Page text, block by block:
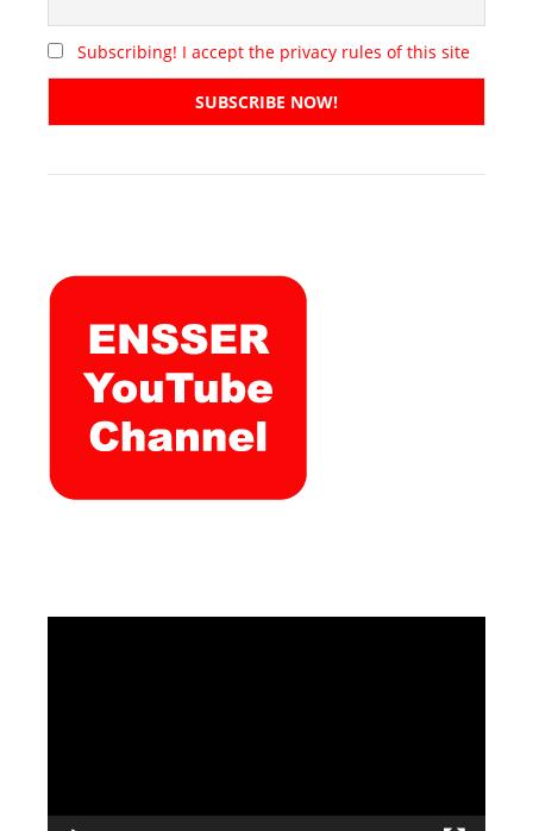
Subscribing! I accept the privacy rules of this site